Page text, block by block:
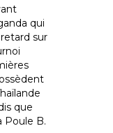
qui
sur
que
Poule B.